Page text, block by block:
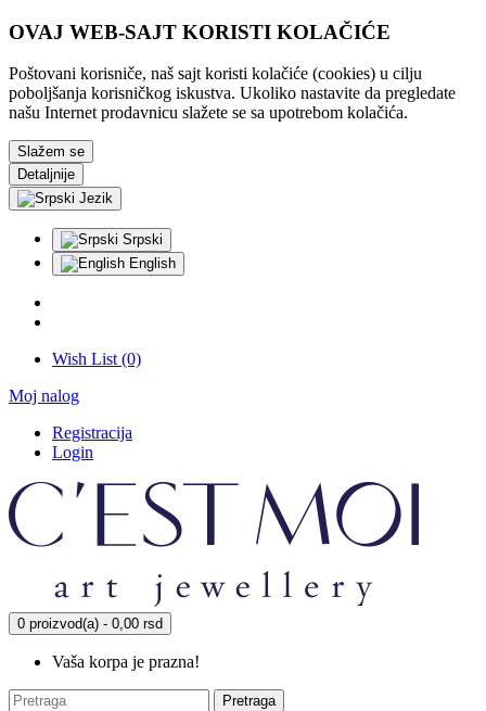
OVAJ WEB-SAJT KORISTI KOLAČIĆE
Poštovani korisniče, naš sajt koristi kolačiće (cookies) u cilju
poboljšanja korisničkog iskustva. Ukoliko nastavite da pregledate
našu Internet prodavnicu slažete se sa upotrebom kolačića.
Slažem se
Detaljnije
Jezik
Srpski
English
Wish List (0)
Moj nalog
Registracija
Login
0 proizvod(a) - 0,00 rsd
Vaša korpa je prazna!
Pretraga